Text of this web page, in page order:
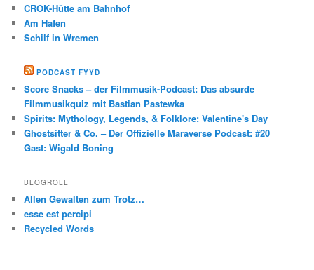
CROK-Hütte am Bahnhof
Am Hafen
Schilf in Wremen
PODCAST FYYD
Score Snacks – der Filmmusik-Podcast: Das absurde
Filmmusikquiz mit Bastian Pastewka
Spirits: Mythology, Legends, & Folklore: Valentine's Day
Ghostsitter & Co. – Der Offizielle Maraverse Podcast: #20
Gast: Wigald Boning
BLOGROLL
Allen Gewalten zum Trotz…
esse est percipi
Recycled Words